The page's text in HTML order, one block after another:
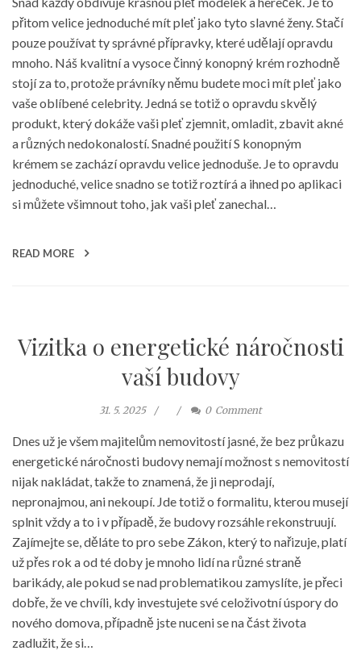
přitom velice jednoduché mít pleť jako tyto slavné ženy. Stačí
pouze používat ty správné přípravky, které udělají opravdu
mnoho. Náš kvalitní a vysoce činný konopný krém rozhodně
stojí za to, protože právníky němu budete moci mít pleť jako
vaše oblíbené celebrity. Jedná se totiž o opravdu skvělý
produkt, který dokáže vaši pleť zjemnit, omladit, zbavit akné
a různých nedokonalostí. Snadné použití S konopným
krémem se zachází opravdu velice jednoduše. Je to opravdu
jednoduché, velice snadno se totiž roztírá a ihned po aplikaci
si můžete všimnout toho, jak vaši pleť zanechal…
READ MORE
Vizitka o energetické náročnosti
vaší budovy
31. 5. 2025 0 Comment
Dnes už je všem majitelům nemovitostí jasné, že bez průkazu
energetické náročnosti budovy nemají možnost s nemovitostí
nijak nakládat, takže to znamená, že ji neprodají,
nepronajmou, ani nekoupí. Jde totiž o formalitu, kterou musejí
splnit vždy a to i v případě, že budovy rozsáhle rekonstruují.
Zajímejte se, děláte to pro sebe Zákon, který to nařizuje, platí
už přes rok a od té doby je mnoho lidí na různé straně
barikády, ale pokud se nad problematikou zamyslíte, je přeci
dobře, že ve chvíli, kdy investujete své celoživotní úspory do
nového domova, případně jste nuceni se na část života
zadlužit, že si…